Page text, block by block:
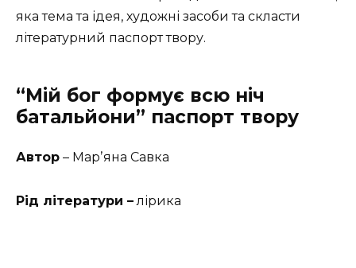
яка тема та ідея, художні засоби та скласти
літературний паспорт твору.
“Мій бог формує всю ніч
батальйони” паспорт твору
Автор – Марʼяна Савка
Рід літератури – лірика